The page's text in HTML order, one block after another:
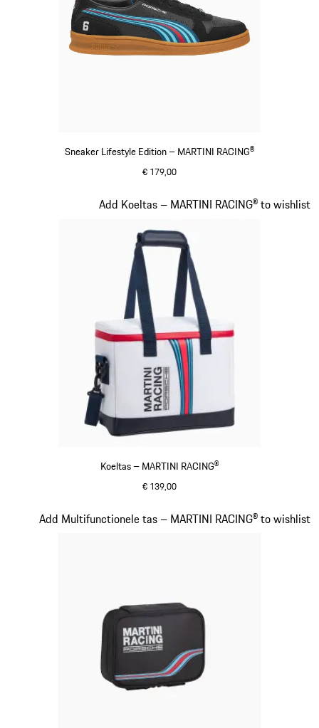
Sneaker Lifestyle Edition – MARTINI RACING®
€ 179,00
Koeltas – MARTINI RACING®
€ 139,00
Add Koeltas – MARTINI RACING® to wishlist
Add Multifunctionele tas – MARTINI RACING® to wishlist
Dia 16 van 20